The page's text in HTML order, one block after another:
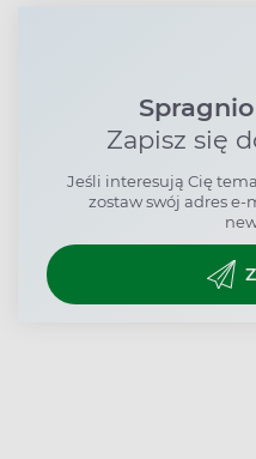
Zapisz się
Jeśli interesują Cię
zostaw swój adres